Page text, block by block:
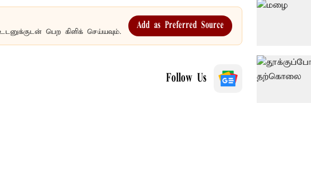
பெற கிளிக் செய்யவும்.
Add as Preferred Source
Follow Us